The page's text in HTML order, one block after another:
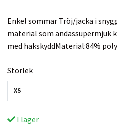
Enkel sommar Tröj/jacka i
material som andassupermjuk
med hakskyddMaterial:84%
Storlek
XS
I lager